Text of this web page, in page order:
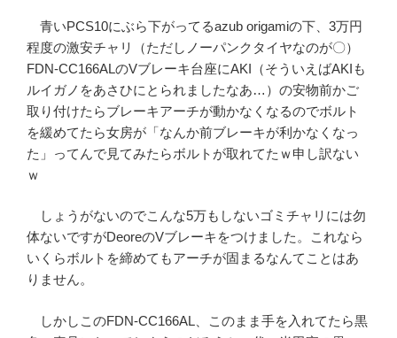
青いPCS10にぶら下がってるazub origamiの下、3万円
程度の激安チャリ（ただしノーパンクタイヤなのが〇）
FDN-CC166ALのVブレーキ台座にAKI（そういえばAKIも
ルイガノをあさひにとられましたなあ…）の安物前かご
取り付けたらブレーキアーチが動かなくなるのでボルト
を緩めてたら女房が「なんか前ブレーキが利かなくなっ
た」ってんで見てみたらボルトが取れてたｗ申し訳ない
ｗ
しょうがないのでこんな5万もしないゴミチャリには勿
体ないですがDeoreのVブレーキをつけました。これなら
いくらボルトを締めてもアーチが固まるなんてことはあ
りません。
しかしこのFDN-CC166AL、このまま手を入れてたら黒